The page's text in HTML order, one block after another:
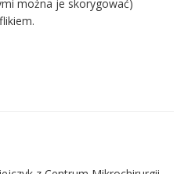
można je skorygować)